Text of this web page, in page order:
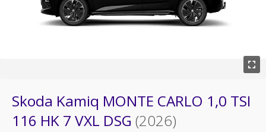
Skoda Kamiq MONTE CARLO 1,0 TSI
116 HK 7 VXL DSG (2026)